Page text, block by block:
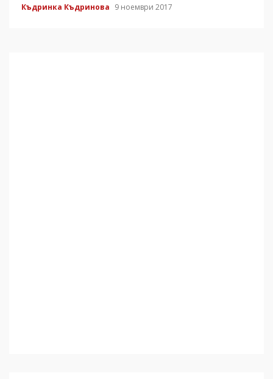
Къдринка Къдринова 9 ноември 2017